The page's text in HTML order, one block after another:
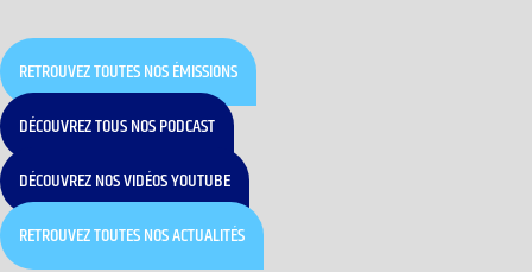
RETROUVEZ TOUTES NOS ÉMISSIONS
DÉCOUVREZ TOUS NOS PODCAST
DÉCOUVREZ NOS VIDÉOS YOUTUBE
RETROUVEZ TOUTES NOS ACTUALITÉS